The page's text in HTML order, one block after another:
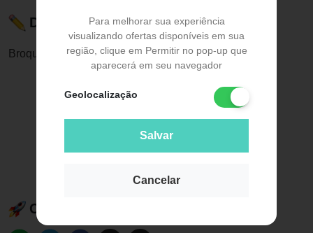
Para melhorar sua experiência
visualizando ofertas disponíveis em sua
região, clique em Permitir no pop-up que
aparecerá em seu navegador
Geolocalização
Salvar
Cancelar
Descrição do Produto
Broqueiro Fg Alumínio - Maquir
Compartilhe esse produto: